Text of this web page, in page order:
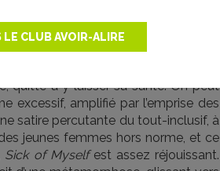
LE CLUB AVOIR-ALIRE
des ses clientes par un chien), elle
pour atteindre la célébrité, ce qui lui
qui ment comme elle respire,
quitte à y laisser sa santé. On peut
excessif, amplifié par l’emprise des
satire percutante du tout-inclusif, à
jeunes femmes hors norme, et ce
Sick of Myselfest assez réjouissant.